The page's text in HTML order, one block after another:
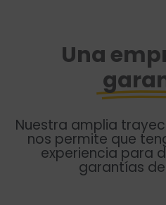
Una
Nuestra amplia
nos permite que
experiencia para
garantías